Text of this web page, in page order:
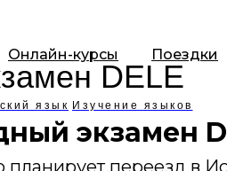
Поездки
Онлайн-курсы
DELE
язык Изучение языков
экзамен
планирует переезд в